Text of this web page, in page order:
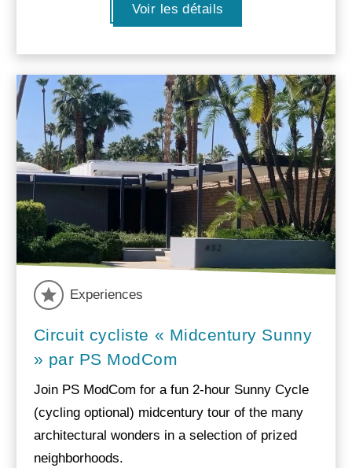
Voir les détails
Experiences
Circuit cycliste « Midcentury Sunny
» par PS ModCom
Join PS ModCom for a fun 2-hour Sunny Cycle
(cycling optional) midcentury tour of the many
architectural wonders in a selection of prized
neighborhoods.